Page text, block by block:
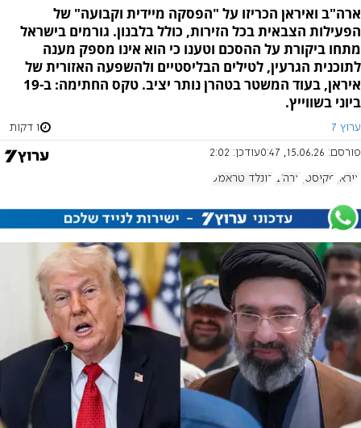
ארה"ב ואיראן הכריזו על "הפסקה מיידית וקבועה" של
הפעילות הצבאית בכל הזירות, כולל בלבנון. גורמים בישראל
מתחו ביקורת על ההסכם וטענו כי הוא אינו מספק מענה
לתוכנית הגרעין, לטילים הבליסטיים ולהשפעה האזורית של
איראן, בעוד המשטר בטהרן נותר יציב. טקס החתימה: ב-19
ביוני בשווייץ.
ערוץ 7 1 דקות
פורסם: 15.06.26, 0:47 עודכן: 2:02
איראן פקיסטן ארה"ב דונלד טראמפ